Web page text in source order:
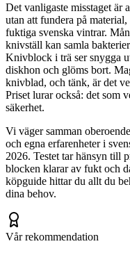
Det vanligaste misstaget är
utan att fundera på
fuktiga svenska vintrar.
knivställ kan samla
Knivblock i trä ser snygga
diskhon och glöms bort.
knivblad, och tänk, är det
Priset lurar också: det som
säkerhet.
Vi väger samman
och egna erfarenheter i
2026. Testet tar hänsyn till
blocken klarar av fukt och
köpguide hittar du allt du
dina behov.
Vår rekommendation